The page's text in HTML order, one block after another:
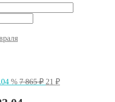
% 7 865₽ Первоначальная
21 ₽Текущая